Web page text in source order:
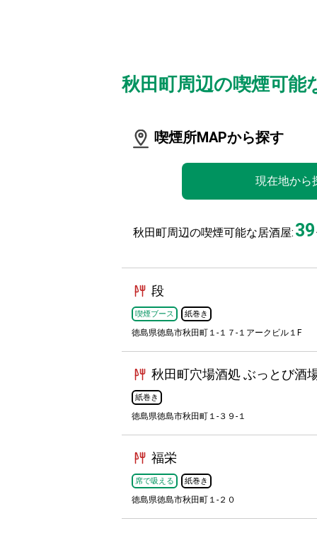
秋田町周辺の喫煙可能
喫煙所MAPから探す
現在地から
秋田町周辺の喫煙可能な居酒屋: 39
段
喫煙ブース 紙巻き
徳島県徳島市秋田町１-１７-１アークビル１F
秋田町穴場酒処 ぶっとび酒
紙巻き
徳島県徳島市秋田町１-３９-１
福栄
席で吸える 紙巻き
徳島県徳島市秋田町１-２０